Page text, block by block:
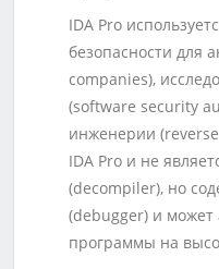
IDA Pro
безопасности для
companies),
(software security
инженерии
IDA Pro и не
(decompiler), но
(debugger) и может
программы на